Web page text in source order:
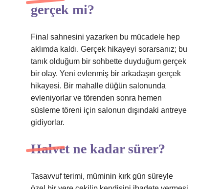
gerçek mi?
Final sahnesini yazarken bu mücadele hep
aklımda kaldı. Gerçek hikayeyi sorarsanız; bu
tanık olduğum bir sohbette duyduğum gerçek
bir olay. Yeni evlenmiş bir arkadaşın gerçek
hikayesi. Bir mahalle düğün salonunda
evleniyorlar ve törenden sonra hemen
süsleme töreni için salonun dışındaki antreye
gidiyorlar.
Halvet ne kadar sürer?
Tasavvuf terimi, müminin kırk gün süreyle